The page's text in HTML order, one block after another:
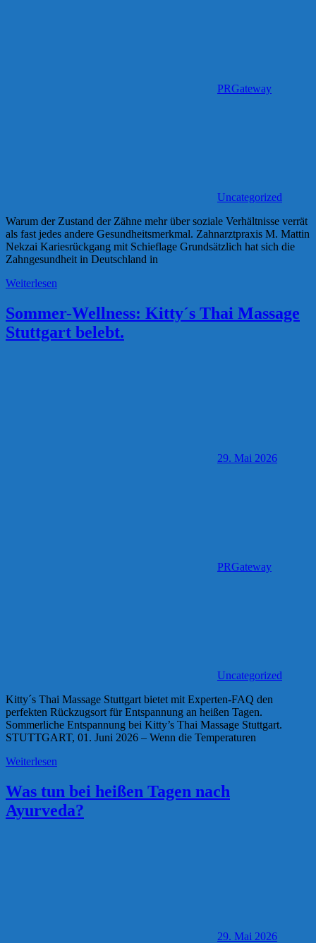
PRGateway
Uncategorized
Warum der Zustand der Zähne mehr über soziale Verhältnisse verrät
als fast jedes andere Gesundheitsmerkmal. Zahnarztpraxis M. Mattin
Nekzai Kariesrückgang mit Schieflage Grundsätzlich hat sich die
Zahngesundheit in Deutschland in
Weiterlesen
Sommer-Wellness: Kitty´s Thai Massage
Stuttgart belebt.
29. Mai 2026
PRGateway
Uncategorized
Kitty´s Thai Massage Stuttgart bietet mit Experten-FAQ den
perfekten Rückzugsort für Entspannung an heißen Tagen.
Sommerliche Entspannung bei Kitty’s Thai Massage Stuttgart.
STUTTGART, 01. Juni 2026 – Wenn die Temperaturen
Weiterlesen
Was tun bei heißen Tagen nach
Ayurveda?
29. Mai 2026